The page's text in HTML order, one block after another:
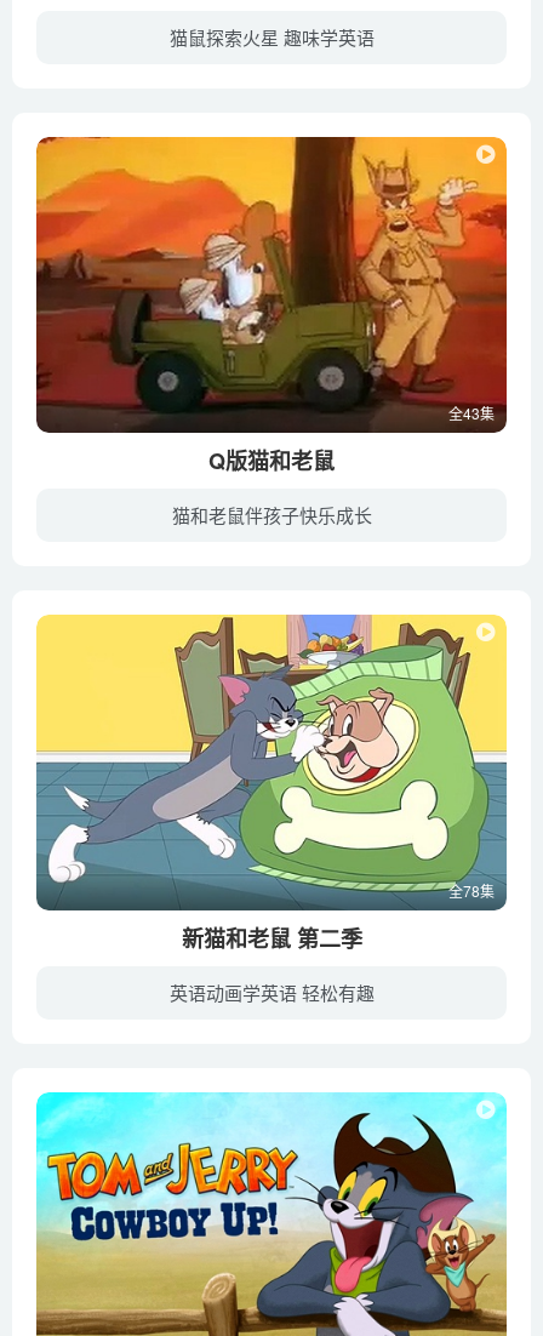
猫鼠探索火星 趣味学英语
全43集
Q版猫和老鼠
猫和老鼠伴孩子快乐成长
全78集
新猫和老鼠 第二季
英语动画学英语 轻松有趣